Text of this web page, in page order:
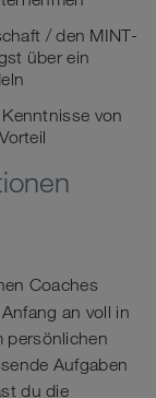
/ den MINT-
über ein
von
Coaches
an voll in
persönlichen
Aufgaben
du die